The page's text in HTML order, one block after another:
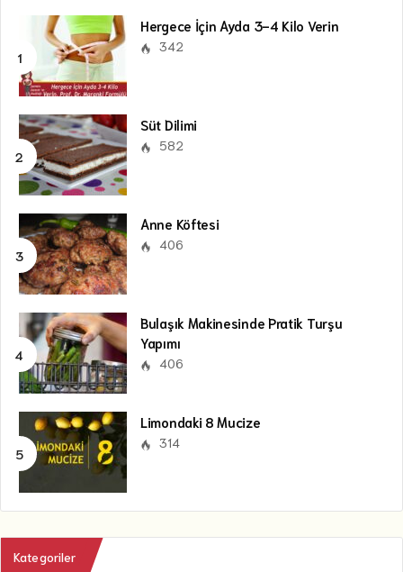
Hergece İçin Ayda 3-4 Kilo Verin
342
Süt Dilimi
582
Anne Köftesi
406
Bulaşık Makinesinde Pratik Turşu
Yapımı
406
Limondaki 8 Mucize
314
Kategoriler